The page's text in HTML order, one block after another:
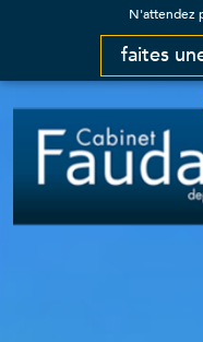
N'attendez
faites